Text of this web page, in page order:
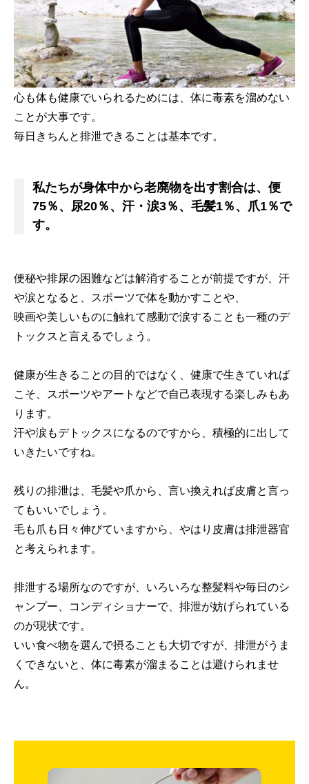
心も体も健康でいられるためには、体に毒素を溜めない
ことが大事です。
毎日きちんと排泄できることは基本です。
私たちが身体中から老廃物を出す割合は、便
75％、尿20％、汗・涙3％、毛髪1％、爪1％で
す。
便秘や排尿の困難などは解消することが前提ですが、汗
や涙となると、スポーツで体を動かすことや、
映画や美しいものに触れて感動で涙することも一種のデ
トックスと言えるでしょう。
健康が生きることの目的ではなく、健康で生きていれば
こそ、スポーツやアートなどで自己表現する楽しみもあ
ります。
汗や涙もデトックスになるのですから、積極的に出して
いきたいですね。
残りの排泄は、毛髪や爪から、言い換えれば皮膚と言っ
てもいいでしょう。
毛も爪も日々伸びていますから、やはり皮膚は排泄器官
と考えられます。
排泄する場所なのですが、いろいろな整髪料や毎日のシ
ャンプー、コンディショナーで、排泄が妨げられている
のが現状です。
いい食べ物を選んで摂ることも大切ですが、排泄がうま
くできないと、体に毒素が溜まることは避けられませ
ん。